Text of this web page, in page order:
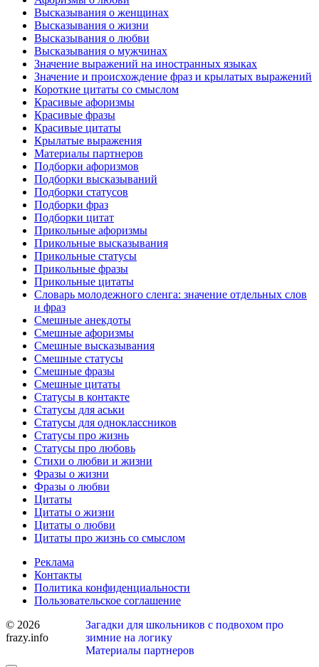
Высказывания о женщинах
Высказывания о жизни
Высказывания о любви
Высказывания о мужчинах
Значение выражений на иностранных языках
Значение и происхождение фраз и крылатых выражений
Короткие цитаты со смыслом
Красивые афоризмы
Красивые фразы
Красивые цитаты
Крылатые выражения
Материалы партнеров
Подборки афоризмов
Подборки высказываний
Подборки статусов
Подборки фраз
Подборки цитат
Прикольные афоризмы
Прикольные высказывания
Прикольные статусы
Прикольные фразы
Прикольные цитаты
Словарь молодежного сленга: значение отдельных слов
и фраз
Смешные анекдоты
Смешные афоризмы
Смешные высказывания
Смешные статусы
Смешные фразы
Смешные цитаты
Статусы в контакте
Статусы для аськи
Статусы для одноклассников
Статусы про жизнь
Статусы про любовь
Стихи о любви и жизни
Фразы о жизни
Фразы о любви
Цитаты
Цитаты о жизни
Цитаты о любви
Цитаты про жизнь со смыслом
Реклама
Контакты
Политика конфиденциальности
Пользовательское соглашение
© 2026
frazy.info
Загадки для школьников с подвохом про
зимние на логику
Материалы партнеров